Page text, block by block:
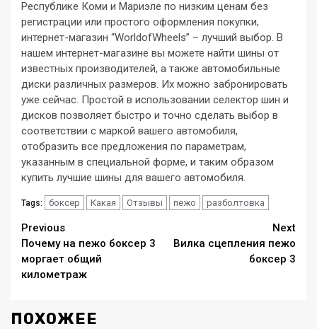
Республике Коми и Мариэле по низким ценам без
регистрации или простого оформления покупки,
интернет-магазин “WorldofWheels” – лучший выбор. В
нашем интернет-магазине вы можете найти шины от
известных производителей, а также автомобильные
диски различных размеров. Их можно забронировать
уже сейчас. Простой в использовании селектор шин и
дисков позволяет быстро и точно сделать выбор в
соответствии с маркой вашего автомобиля,
отобразить все предложения по параметрам,
указанным в специальной форме, и таким образом
купить лучшие шины для вашего автомобиля.
Tags: боксер Какая Отзывы пежо разболтовка
Continue
Reading
Previous
Почему на пежо боксер 3
моргает общий
километраж
Next
Вилка сцепления пежо
боксер 3
ПОХОЖЕЕ